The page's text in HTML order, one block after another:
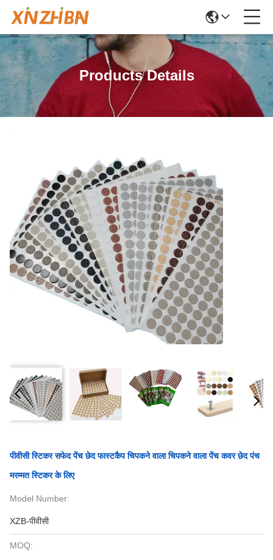
Products Details
पीवीसी स्टिकर सफेद पेंच छेद फास्टकैप चिपकने वाला चिपकने वाला पेंच कवर छेद पंच
मरम्मत स्टिकर के लिए
Model Number:
XZB-पीवीसी
MOQ: